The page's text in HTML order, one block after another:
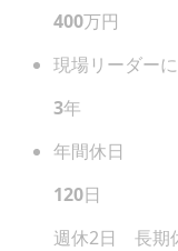
400万円
現場リーダー
3年
年間休日
120日
週休2日 長期